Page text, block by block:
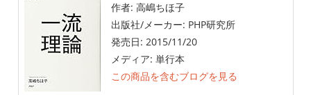
作者: 高嶋ちほ子
出版社/メーカー: PHP研究所
発売日: 2015/11/20
メディア: 単行本
この商品を含むブログを見る